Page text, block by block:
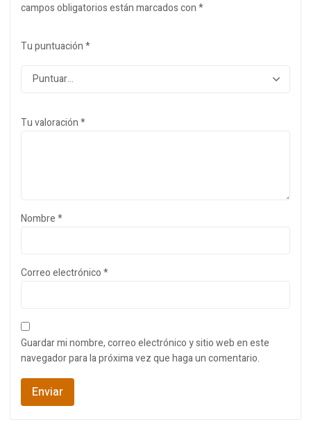
campos obligatorios están marcados con*
Tu puntuación*
Tu valoración*
Nombre*
Correo electrónico*
Guardar mi nombre, correo electrónico y sitio web en este
navegador para la próxima vez que haga un comentario.